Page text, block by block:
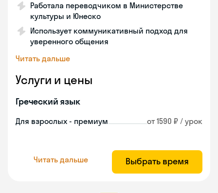
Работала переводчиком в Министерстве
культуры и Юнеско
Использует коммуникативный подход для
уверенного общения
Читать дальше
Услуги и цены
Греческий язык
Для взрослых - премиум от 1590 ₽ / урок
Читать дальше Выбрать время